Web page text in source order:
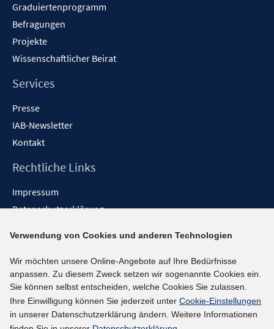
Graduiertenprogramm
Befragungen
Projekte
Wissenschaftlicher Beirat
Services
Presse
IAB-Newsletter
Kontakt
Rechtliche Links
Impressum
Datenschutzerklärung
Barrieren melden
Social-Media-Kanäle
BlueSky
YouTube
Verwendung von Cookies und anderen Technologien
Wir möchten unsere Online-Angebote auf Ihre Bedürfnisse
anpassen. Zu diesem Zweck setzen wir sogenannte Cookies ein.
Sie können selbst entscheiden, welche Cookies Sie zulassen.
Ihre Einwilligung können Sie jederzeit unter Cookie-Einstellungen
in unserer Datenschutzerklärung ändern. Weitere Informationen